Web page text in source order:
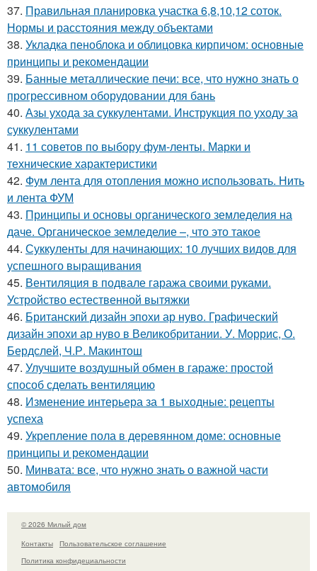
37. Правильная планировка участка 6,8,10,12 соток.
Нормы и расстояния между объектами
38. Укладка пеноблока и облицовка кирпичом: основные
принципы и рекомендации
39. Банные металлические печи: все, что нужно знать о
прогрессивном оборудовании для бань
40. Азы ухода за суккулентами. Инструкция по уходу за
суккулентами
41. 11 советов по выбору фум-ленты. Марки и
технические характеристики
42. Фум лента для отопления можно использовать. Нить
и лента ФУМ
43. Принципы и основы органического земледелия на
даче. Органическое земледелие –, что это такое
44. Суккуленты для начинающих: 10 лучших видов для
успешного выращивания
45. Вентиляция в подвале гаража своими руками.
Устройство естественной вытяжки
46. Британский дизайн эпохи ар нуво. Графический
дизайн эпохи ар нуво в Великобритании. У. Моррис, О.
Бердслей, Ч.Р. Макинтош
47. Улучшите воздушный обмен в гараже: простой
способ сделать вентиляцию
48. Изменение интерьера за 1 выходные: рецепты
успеха
49. Укрепление пола в деревянном доме: основные
принципы и рекомендации
50. Минвата: все, что нужно знать о важной части
автомобиля
© 2026 Милый дом
Контакты
Пользовательское соглашение
Политика конфидециальности